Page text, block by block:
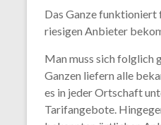
Das Ganze funktioniert
riesigen Anbieter
Man muss sich folglich
Ganzen liefern alle
es in jeder Ortschaft
Tarifangebote.